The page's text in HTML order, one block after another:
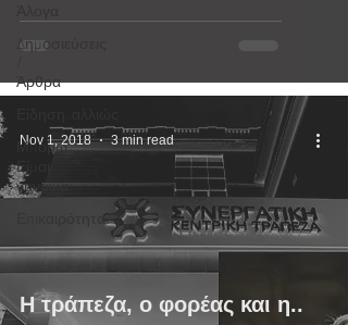
Δημοσιεύσεις
Άρθρα
Μπορώ.
Είμαι
γυναίκα!
Επικαιρότητα
H τράπεζα, ο φορέας και η..
Nov 1, 2018 3 min read